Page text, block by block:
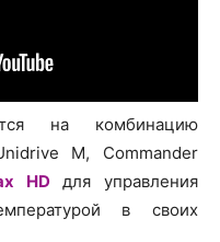
на комбинацию
M, Commander
HD для управления
в своих